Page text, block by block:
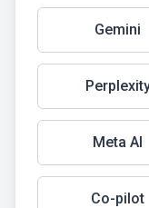
Gemini
Meta AI
Co-pilot